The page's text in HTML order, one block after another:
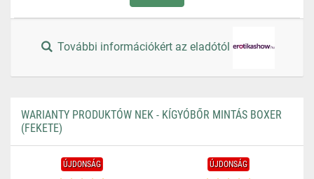
További információkért az eladótól
WARIANTY PRODUKTÓW NEK - KÍGYÓBŐR MINTÁS BOXER
(FEKETE)
ÚJDONSÁG ÚJDONSÁG